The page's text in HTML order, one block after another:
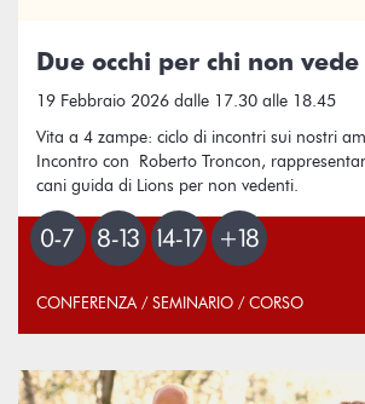
Due occhi per chi non vede
19 Febbraio 2026 dalle 17.30 alle 18.45
Vita a 4 zampe: ciclo di incontri sui nostri
Incontro con Roberto Troncon,
cani guida di Lions per non vedenti.
CONFERENZA / SEMINARIO / CORSO